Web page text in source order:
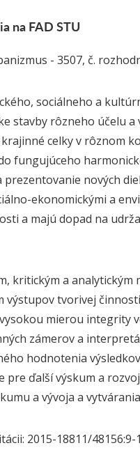
na FAD STU
- 3507, č.
sociálneho a
stavby rôzneho účelu
celky v rôznom
fungujúceho
nových
ekonomickými a
a majú dopad na
kritickým a
tvorivej
mierou integrity
zámerov a
hodnotenia
ďalší výskum a
a vývoja a
2015-18811/48156:9-